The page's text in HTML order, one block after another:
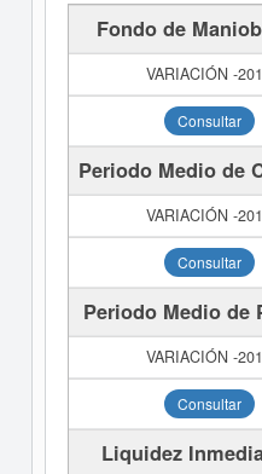
Fondo de
Consultar
Periodo Medio de
Consultar
Periodo Medio de
Consultar
Liquidez